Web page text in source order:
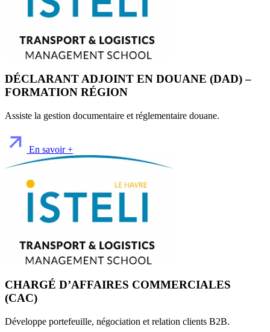
DÉCLARANT ADJOINT EN DOUANE (DAD) –
FORMATION RÉGION
Assiste la gestion documentaire et réglementaire douane.
En savoir +
CHARGÉ D’AFFAIRES COMMERCIALES
(CAC)
Développe portefeuille, négociation et relation clients B2B.